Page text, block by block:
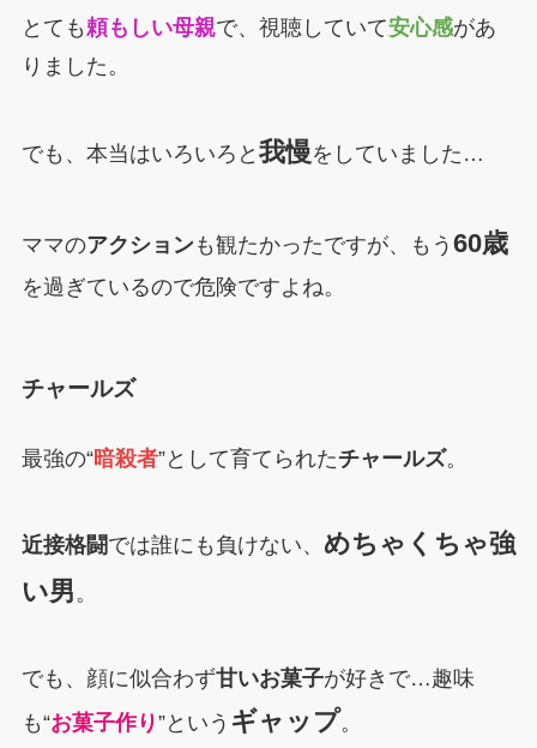
とても頼もしい母親で、視聴していて安心感があ
りました。
でも、本当はいろいろと 我慢をしていました…
ママのアクションも観たかったですが、もう 60歳
を過ぎているので危険ですよね。
チャールズ
最強の“暗殺者”として育てられたチャールズ。
近接格闘では誰にも負けない、 めちゃくちゃ強
い男。
でも、顔に似合わず甘いお菓子が好きで…趣味
も“お菓子作り”という ギャップ。